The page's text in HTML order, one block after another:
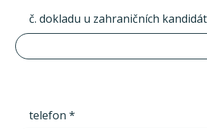
č. dokladu u zahraničních
telefon *